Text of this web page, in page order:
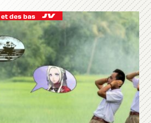
des bas